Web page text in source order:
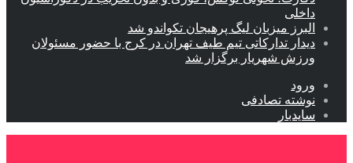
داخلی
البرز میزبان لیگ پرهیجان تکواندو شد
دیدار تدارکاتی تیم طیف تهران در کرج با حضور مسئولان
ورزش شهریار برگزار شد
ورود
نوشته تصادفی
سایدبار